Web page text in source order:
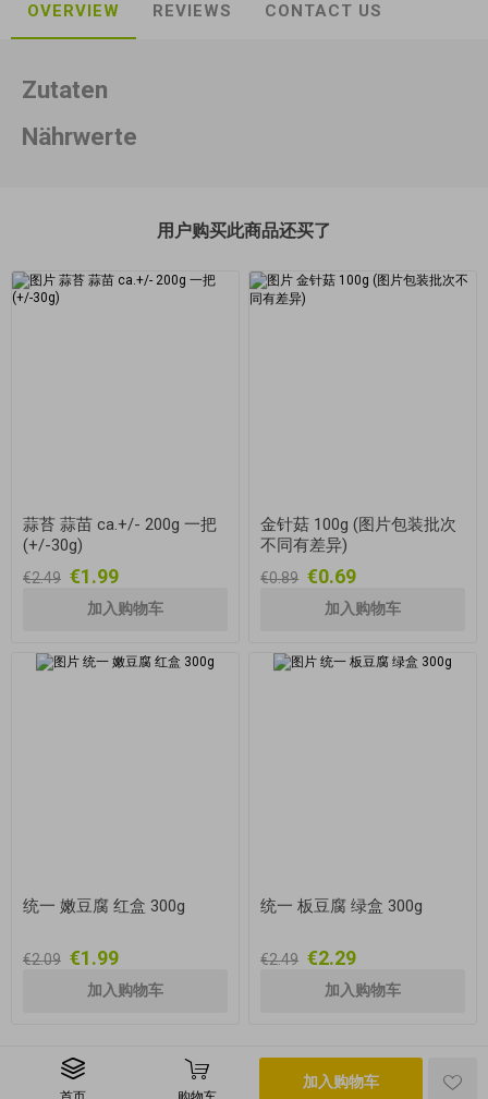
OVERVIEW REVIEWS CONTACT US
Zutaten
Nährwerte
用户购买此商品还买了
蒜苔 蒜苗 ca.+/- 200g 一把
(+/-30g)
€2.49 €1.99
金针菇 100g (图片包装批次
不同有差异)
€0.89 €0.69
统一 嫩豆腐 红盒 300g
€2.09 €1.99
统一 板豆腐 绿盒 300g
€2.49 €2.29
加入购物车